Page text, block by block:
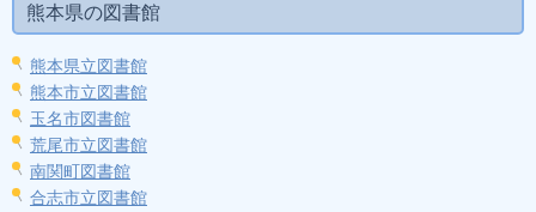
熊本県の図書館
熊本県立図書館
熊本市立図書館
玉名市図書館
荒尾市立図書館
南関町図書館
合志市立図書館